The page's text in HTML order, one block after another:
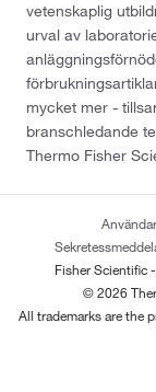
vetenskaplig
urval av
mycket mer -
branschledande
Thermo Fisher
Fisher Scientific
© 2026
All trademarks are the